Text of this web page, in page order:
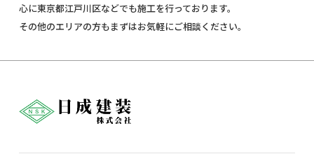
心に東京都江戸川区などでも施工を行っております。
その他のエリアの方もまずはお気軽にご相談ください。